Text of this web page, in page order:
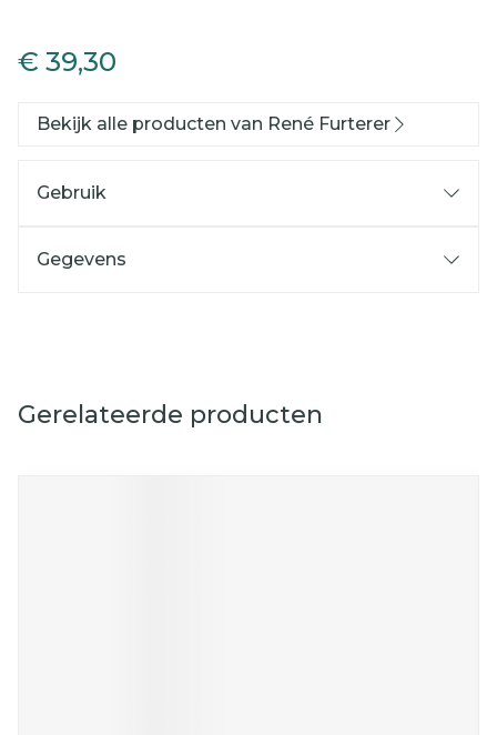
€ 39,30
Bekijk alle producten van René Furterer
Gebruik
Gegevens
Gerelateerde producten